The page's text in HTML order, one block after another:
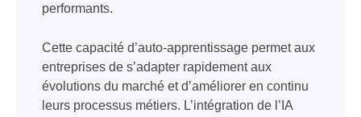
performants.
Cette capacité d’auto-apprentissage permet aux
entreprises de s’adapter rapidement aux
évolutions du marché et d’améliorer en continu
leurs processus métiers. L’intégration de l’IA